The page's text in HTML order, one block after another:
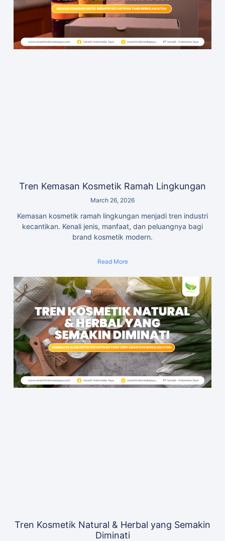
Tren Kemasan Kosmetik Ramah Lingkungan
March 26, 2026
Kemasan kosmetik ramah lingkungan menjadi tren industri
kecantikan. Kenali jenis, manfaat, dan peluangnya bagi
brand kosmetik modern.
Read More
Tren Kosmetik Natural & Herbal yang Semakin
Diminati